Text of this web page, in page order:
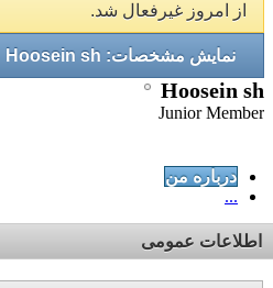
از امروز غیرفعال شد.
نمایش مشخصات: Hoosein sh
Hoosein sh
Junior Member
درباره من
...
اطلاعات عمومی